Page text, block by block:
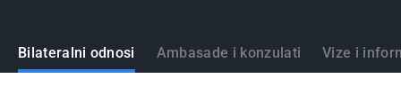
Države
Bilateralni odnosi Ambasade i konzulati Vize i